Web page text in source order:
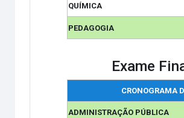
QUÍMICA
PEDAGOGIA
Exame
CRONOGRAMA
ADMINISTRAÇÃO PÚBLICA